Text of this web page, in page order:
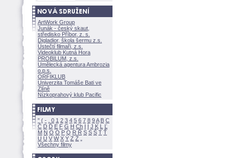
ArtWork Group
Junák - český skaut,
středisko Příbor, z. s.
Digladior, škola šermu z.s.
Ústečtí filmaři, z.s.
Videoklub Kutná Hora
PROBILUM, z.s.
Umělecká agentura Ambrozia
o.p.s.
ORFIKLUB
Univerzita Tomáše Bati ve
Zlíně
Nízkoprahový klub Pacific
" ( - 0 1 2 3 4 5 6 7 8 9A B C
Č D Ď E F G H Ch I Í J K L
Ľ
M N O Ó P Q R Ř S Ś T Ť
U Ú V W X Y Z
Všechny filmy